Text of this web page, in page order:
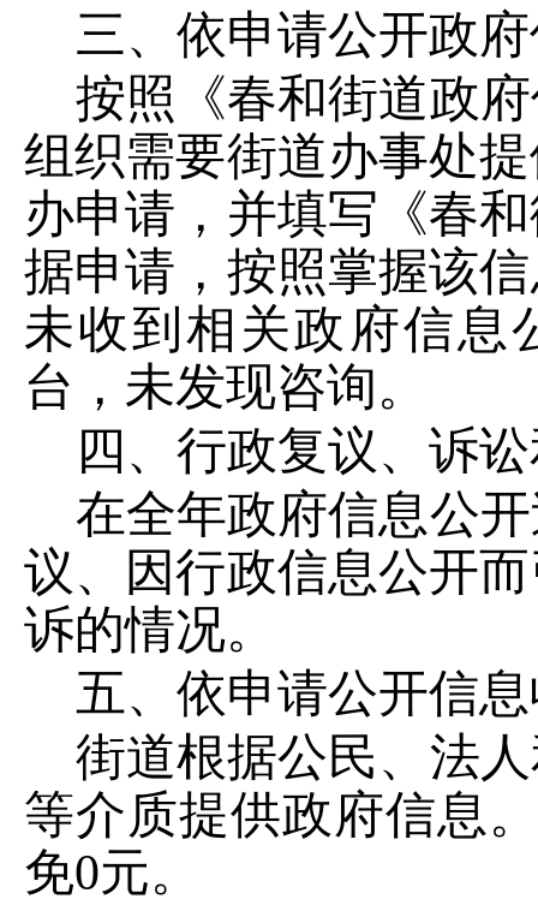
三、依申请公开政
按照《春和街道政
组织需要街道办事处
办申请，并填写《春
据申请，按照掌握该
未收到相关政府信息
台，未发现咨询。
四、行政复议、诉
在全年政府信息公
议、因行政信息公开
诉的情况。
五、依申请公开信
街道根据公民、法
等介质提供政府信息
免0元。